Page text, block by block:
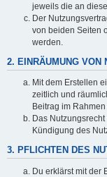
jeweils die an
Der
von beiden Seiten
werden.
2. EINRÄUMUNG VON
Mit dem Erstellen
zeitlich und
Beitrag im
Das
Kündigung des
3. PFLICHTEN DES
Du erklärst mit der